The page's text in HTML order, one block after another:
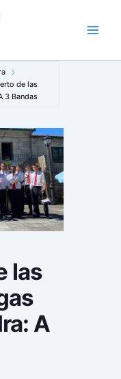
de las
3 Bandas
las
A